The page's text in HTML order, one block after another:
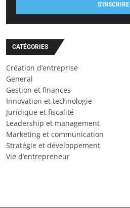
S'INSCRIRE
CATÉGORIES
Création d’entreprise
General
Gestion et finances
Innovation et technologie
Juridique et fiscalité
Leadership et management
Marketing et communication
Stratégie et développement
Vie d’entrepreneur